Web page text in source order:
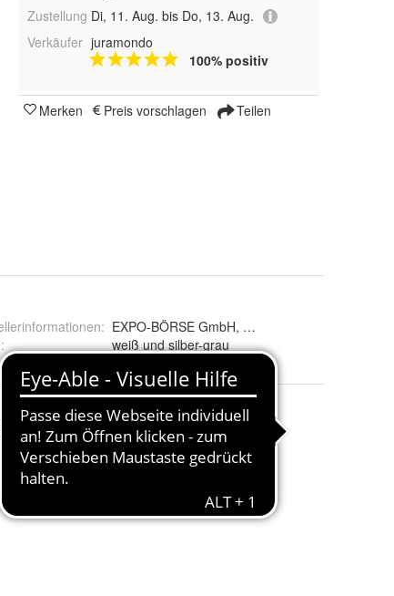
Zustellung Di, 11. Aug. bis Do, 13. Aug.
Verkäufer juramondo
100% positiv
Merken Preis vorschlagen Teilen
: EXPO-BÖRSE GmbH, Industriestraße 12,
: weiß und silber-grau